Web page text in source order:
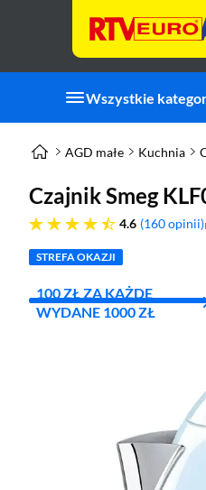
Wszystkie
AGD małe Kuchnia
Czajnik Smeg
4.6
4.6 gwiazdek 160 opinii
STREFA OKAZJI
100 ZŁ ZA KAŻDE
WYDANE 1000 ZŁ